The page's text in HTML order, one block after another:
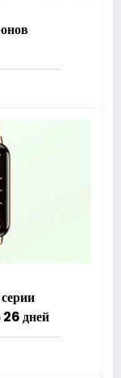
26 дней